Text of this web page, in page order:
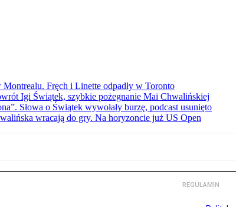
Fręch i Linette odpadły w Toronto
Igi Świątek, szybkie pożegnanie Mai Chwalińskiej
Słowa o Świątek wywołały burzę, podcast usunięto
wracają do gry. Na horyzoncie już US Open
REGULAMIN